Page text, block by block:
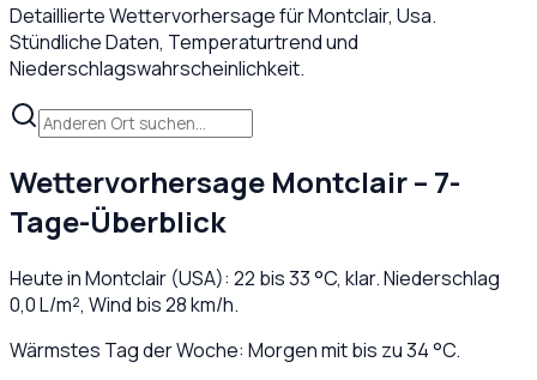
Detaillierte Wettervorhersage fürMontclair, Usa.
Stündliche Daten, Temperaturtrend und
Niederschlagswahrscheinlichkeit.
Wettervorhersage Montclair– 7-
Tage-Überblick
Heute inMontclair (USA): 22 bis33°C, klar. Niederschlag
0,0L/m², Wind bis28km/h.
Wärmstes Tag der Woche: Morgen mit bis zu 34 °C.